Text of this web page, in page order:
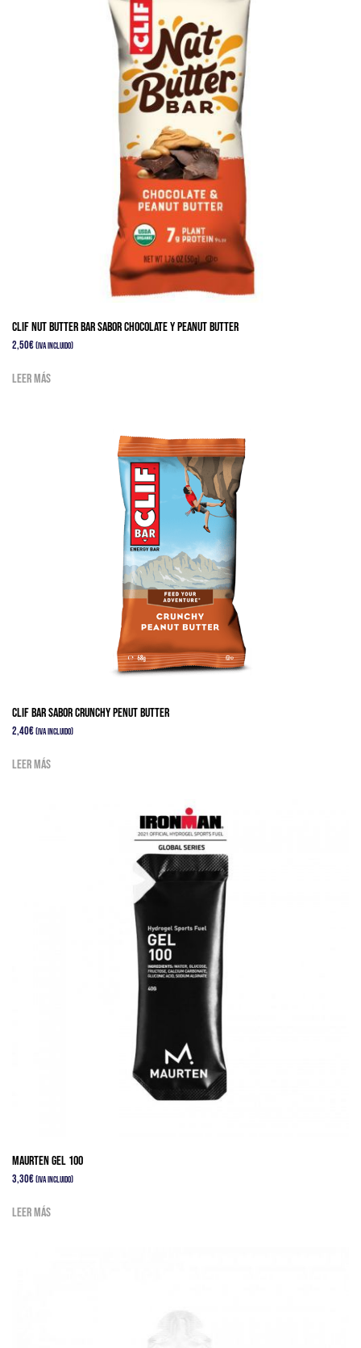
Las
opciones
pueden
elegir
página
producto
Clif Nut Butter Bar sabor Chocolate y Peanut Butter
2,50€(IVA Incluido)
Leer más
Clif bar sabor Crunchy Penut butter
2,40€(IVA Incluido)
Leer más
Maurten GEL 100
3,30€(IVA Incluido)
Leer más